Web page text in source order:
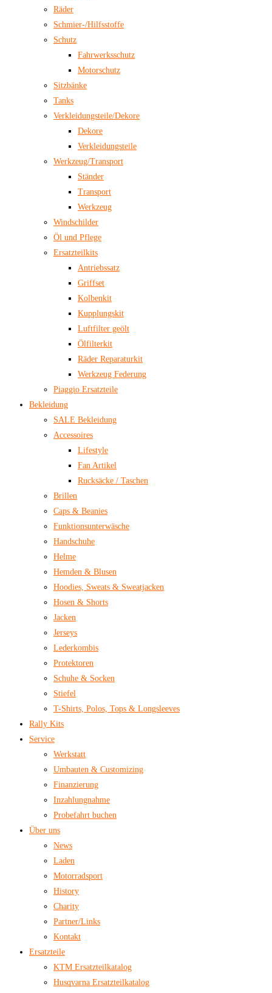
Räder
Schmier-/Hilfsstoffe
Schutz
Fahrwerksschutz
Motorschutz
Sitzbänke
Tanks
Verkleidungsteile/Dekore
Dekore
Verkleidungsteile
Werkzeug/Transport
Ständer
Transport
Werkzeug
Windschilder
Öl und Pflege
Ersatzteilkits
Antriebssatz
Griffset
Kolbenkit
Kupplungskit
Luftfilter geölt
Ölfilterkit
Räder Reparaturkit
Werkzeug Federung
Piaggio Ersatzteile
Bekleidung
SALE Bekleidung
Accessoires
Lifestyle
Fan Artikel
Rucksäcke / Taschen
Brillen
Caps & Beanies
Funktionsunterwäsche
Handschuhe
Helme
Hemden & Blusen
Hoodies, Sweats & Sweatjacken
Hosen & Shorts
Jacken
Jerseys
Lederkombis
Protektoren
Schuhe & Socken
Stiefel
T-Shirts, Polos, Tops & Longsleeves
Rally Kits
Service
Werkstatt
Umbauten & Customizing
Finanzierung
Inzahlungnahme
Probefahrt buchen
Über uns
News
Laden
Motorradsport
History
Charity
Partner/Links
Kontakt
Ersatzteile
KTM Ersatzteilkatalog
Husqvarna Ersatzteilkatalog